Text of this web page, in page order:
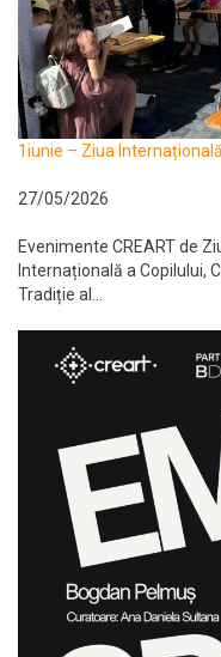
1iunie – Ziua
27/05/2026
Evenimente CREART de
Internațională a Copilului,
Tradiție al...